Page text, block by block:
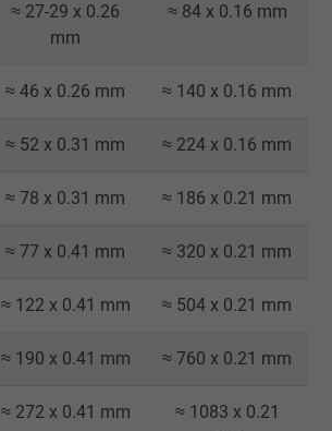
≈ 27-29 x 0.26
mm
≈ 84 x 0.16 mm
≈ 46 x 0.26 mm ≈ 140 x 0.16 mm
≈ 52 x 0.31 mm ≈ 224 x 0.16 mm
≈ 78 x 0.31 mm ≈ 186 x 0.21 mm
≈ 77 x 0.41 mm ≈ 320 x 0.21 mm
≈ 122 x 0.41 mm ≈ 504 x 0.21 mm
≈ 190 x 0.41 mm ≈ 760 x 0.21 mm
≈ 272 x 0.41 mm
≈ 1083 x 0.21